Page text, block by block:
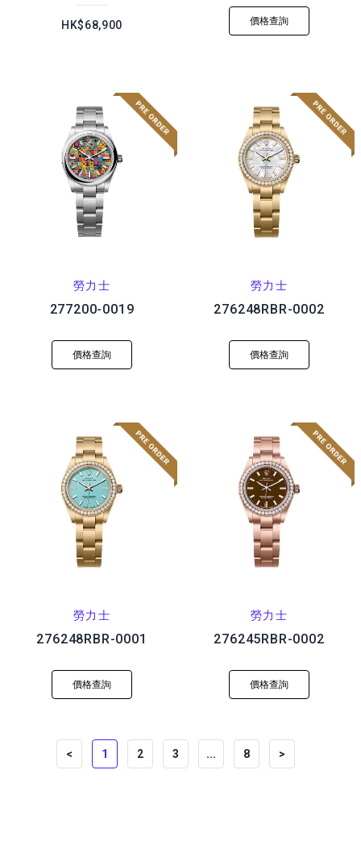
HK$68,900 價格查詢
勞力士
277200-0019
價格查詢
勞力士
276248RBR-0002
價格查詢
勞力士
276248RBR-0001
價格查詢
勞力士
276245RBR-0002
價格查詢
< 1 2 3 ... 8 >